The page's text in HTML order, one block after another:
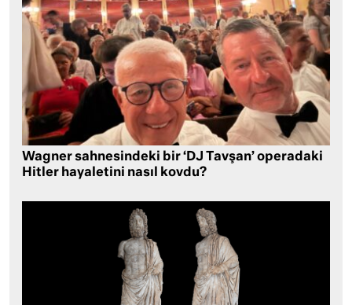
Wagner sahnesindeki bir ‘DJ Tavşan’ operadaki
Hitler hayaletini nasıl kovdu?